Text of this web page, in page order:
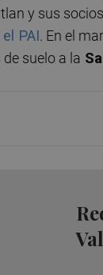
y sus socios
PAI. En el
suelo a la